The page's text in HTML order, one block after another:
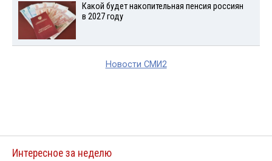
Какой будет накопительная пенсия россиян
в 2027 году
Новости СМИ2
Интересное за неделю